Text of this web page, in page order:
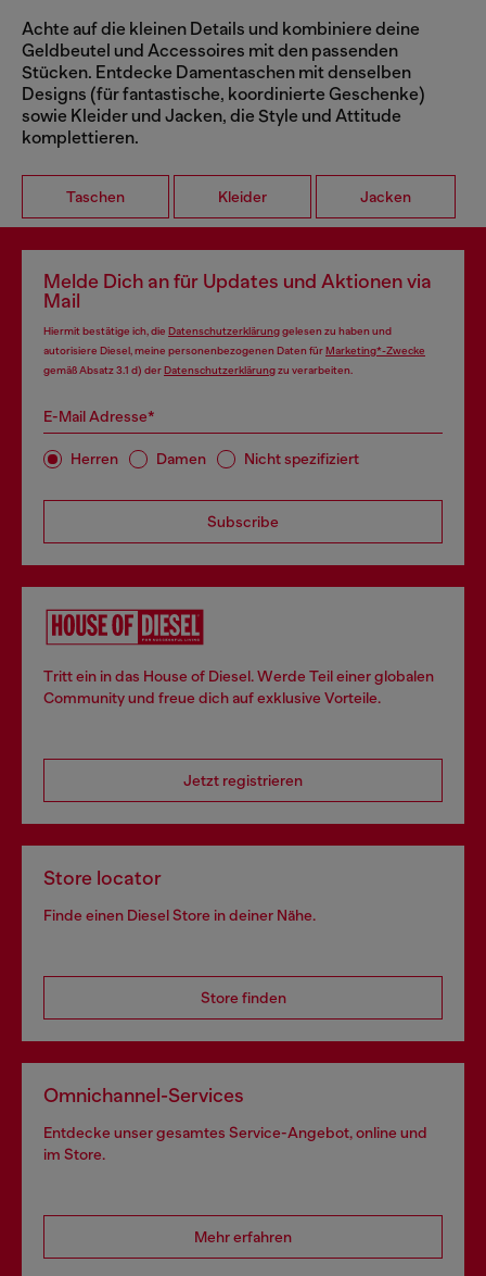
Achte auf die kleinen Details und kombiniere deine
Geldbeutel und Accessoires mit den passenden
Stücken. Entdecke Damentaschen mit denselben
Designs (für fantastische, koordinierte Geschenke)
sowie Kleider und Jacken, die Style und Attitude
komplettieren.
Taschen Kleider Jacken
Melde Dich an für Updates und Aktionen via
Mail
Hiermit bestätige ich, die Datenschutzerklärunggelesen zu haben und
autorisiere Diesel, meine personenbezogenen Daten fürMarketing*-Zwecke
gemäß Absatz 3.1 d) derDatenschutzerklärungzu verarbeiten.
E-Mail Adresse*
Herren Damen Nicht spezifiziert
Subscribe
Tritt ein in das House of Diesel. Werde Teil einer globalen
Community und freue dich auf exklusive Vorteile.
Jetzt registrieren
Store locator
Finde einen Diesel Store in deiner Nähe.
Store finden
Omnichannel-Services
Entdecke unser gesamtes Service-Angebot, online und
im Store.
Mehr erfahren